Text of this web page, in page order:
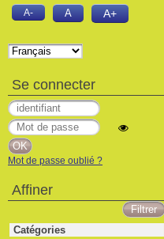
A- A A+
Se connecter
Mot de passe oublié ?
Affiner
Catégories